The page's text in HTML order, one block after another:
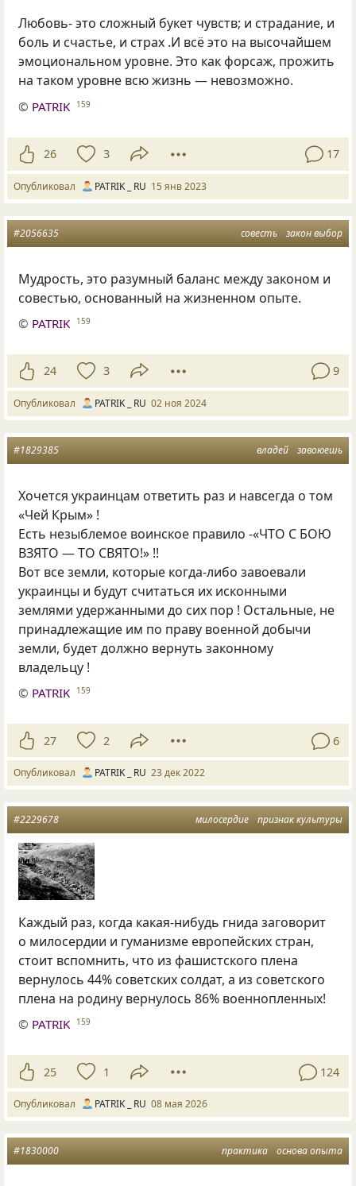
Любовь- это сложный букет чувств; и страдание, и
боль и счастье, и страх .И всё это на высочайшем
эмоциональном уровне. Это как форсаж, прожить
на таком уровне всю жизнь — невозможно.
© PATRIK 159
26 3 17
Опубликовал PATRIK _ RU 15 янв 2023
совесть закон выбор
#2056635
Мудрость, это разумный баланс между законом и
совестью, основанный на жизненном опыте.
© PATRIK 159
24 3 9
Опубликовал PATRIK _ RU 02 ноя 2024
владей завоюешь
#1829385
Хочется украинцам ответить раз и навсегда о том
«Чей Крым» !
Есть незыблемое воинское правило -«ЧТО С БОЮ
ВЗЯТО — ТО СВЯТО!» !!
Вот все земли, которые когда-либо завоевали
украинцы и будут считаться их исконными
землями удержанными до сих пор ! Остальные, не
принадлежащие им по праву военной добычи
земли, будет должно вернуть законному
владельцу !
© PATRIK 159
27 2 6
Опубликовал PATRIK _ RU 23 дек 2022
милосердие признак культуры
#2229678
Каждый раз, когда какая-нибудь гнида заговорит
о милосердии и гуманизме европейских стран,
стоит вспомнить, что из фашистского плена
вернулось 44% советских солдат, а из советского
плена на родину вернулось 86% военнопленных!
© PATRIK 159
25 1 124
Опубликовал PATRIK _ RU 08 мая 2026
практика основа опыта
#1830000